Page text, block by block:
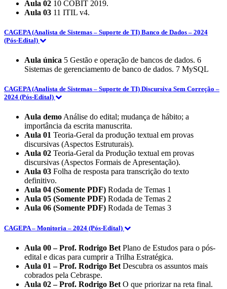
Aula 02 10 COBIT 2019.
Aula 03 11 ITIL v4.
CAGEPA (Analista de Sistemas – Suporte de TI) Banco de Dados – 2024
(Pós-Edital)
Aula única 5 Gestão e operação de bancos de dados. 6
Sistemas de gerenciamento de banco de dados. 7 MySQL
CAGEPA (Analista de Sistemas – Suporte de TI) Discursiva Sem Correção –
2024 (Pós-Edital)
Aula demoAnálise do edital; mudança de hábito; a
importância da escrita manuscrita.
Aula 01 Teoria-Geral da produção textual em provas
discursivas (Aspectos Estruturais).
Aula 02 Teoria-Geral da Produção textual em provas
discursivas (Aspectos Formais de Apresentação).
Aula 03 Folha de resposta para transcrição do texto
definitivo.
Aula 04 (Somente PDF) Rodada de Temas 1
Aula 05 (Somente PDF) Rodada de Temas 2
Aula 06 (Somente PDF) Rodada de Temas 3
CAGEPA – Monitoria – 2024 (Pós-Edital)
Aula 00 – Prof. Rodrigo Bet Plano de Estudos para o pós-
edital e dicas para cumprir a Trilha Estratégica.
Aula 01 – Prof. Rodrigo Bet Descubra os assuntos mais
cobrados pela Cebraspe.
Aula 02 – Prof. Rodrigo Bet O que priorizar na reta final.